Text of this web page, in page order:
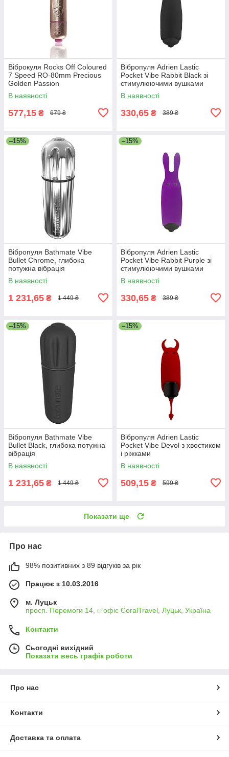
Віброкуля Rocks Off Coloured
7 Speed RO-80mm Precious
Golden Passion
В наявності
577,15 ₴ 679 ₴
Вібропуля Adrien Lastic
Pocket Vibe Rabbit Black зі
стимулюючими вушками
В наявності
330,65 ₴ 389 ₴
–15%
Вібропуля Bathmate Vibe
Bullet Chrome, глибока
потужна вібрація
В наявності
1 231,65 ₴ 1 449 ₴
–15%
Вібропуля Adrien Lastic
Pocket Vibe Rabbit Purple зі
стимулюючими вушками
В наявності
330,65 ₴ 389 ₴
–15%
Вібропуля Bathmate Vibe
Bullet Black, глибока потужна
вібрація
В наявності
1 231,65 ₴ 1 449 ₴
–15%
Вібропуля Adrien Lastic
Pocket Vibe Devol з хвостиком
і ріжками
В наявності
509,15 ₴ 599 ₴
Показати ще
Про нас
98% позитивних з 89 відгуків за рік
Працює з 10.03.2016
м. Луцьк
просп. Перемоги 14, ✅офіс CoralTravel, Луцьк, Україна
Контакти
Сьогодні вихідний
Показати весь графік роботи
Про нас
Контакти
Доставка та оплата